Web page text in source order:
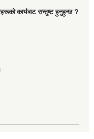
कार्यबाट सन्तुष्ट हुनुहुन्छ ?